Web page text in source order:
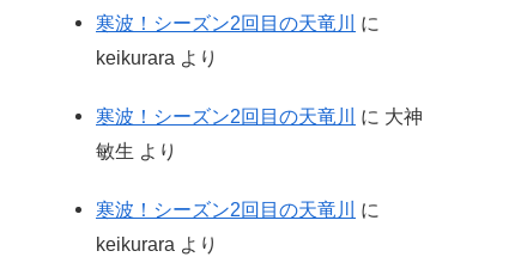
寒波！シーズン2回目の天竜川
に
keikurara より
寒波！シーズン2回目の天竜川 に 大神
敏生 より
寒波！シーズン2回目の天竜川
に
keikurara より